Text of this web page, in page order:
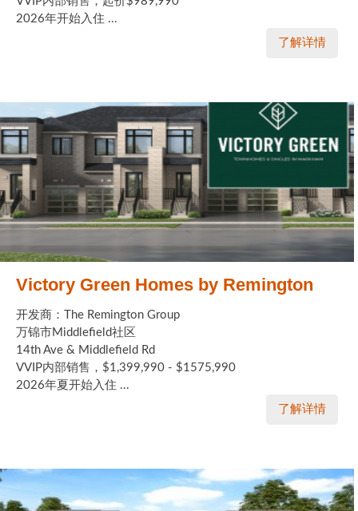
2026年开始入住 ...
了解详情
Victory Green Homes by Remington
开发商：The Remington Group
万锦市Middlefield社区
14th Ave & Middlefield Rd
VVIP内部销售，$1,399,990 - $1575,990
2026年夏开始入住 ...
了解详情